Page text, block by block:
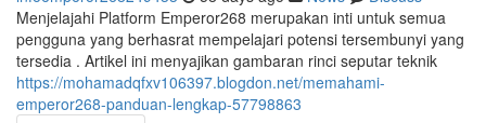
Menjelajahi Platform Emperor268 merupakan inti untuk semua
pengguna yang berhasrat mempelajari potensi tersembunyi yang
tersedia . Artikel ini menyajikan gambaran rinci seputar teknik
https://mohamadqfxv106397.blogdon.net/memahami-
emperor268-panduan-lengkap-57798863